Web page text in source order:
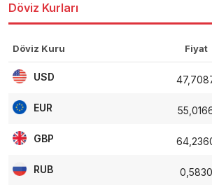
Döviz Kurları
Döviz Kuru Fiyat
USD
EUR
GBP
RUB 0,5830